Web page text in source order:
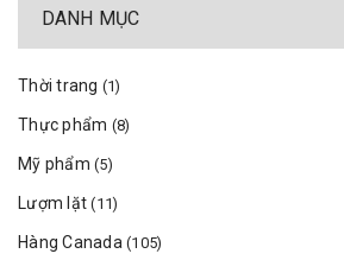
DANH MỤC
Thời trang (1)
Thực phẩm (8)
Mỹ phẩm (5)
Lượm lặt(11)
Hàng Canada (105)